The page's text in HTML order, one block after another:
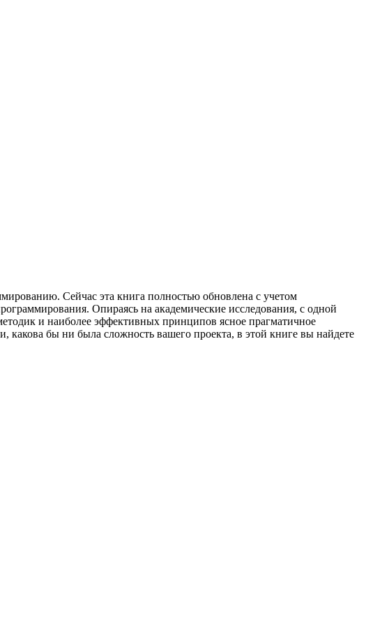
Сейчас эта книга полностью обновлена с учетом
Опираясь на академические исследования, с одной
и наиболее эффективных принципов ясное прагматичное
бы ни была сложность вашего проекта, в этой книге вы найдете